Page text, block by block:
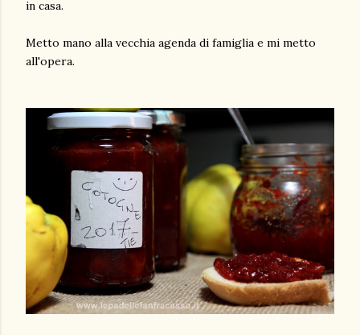
in casa.
Metto mano alla vecchia agenda di famiglia e mi metto
all'opera.